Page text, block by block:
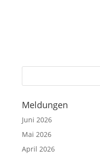
Meldungen
Juni 2026
Mai 2026
April 2026